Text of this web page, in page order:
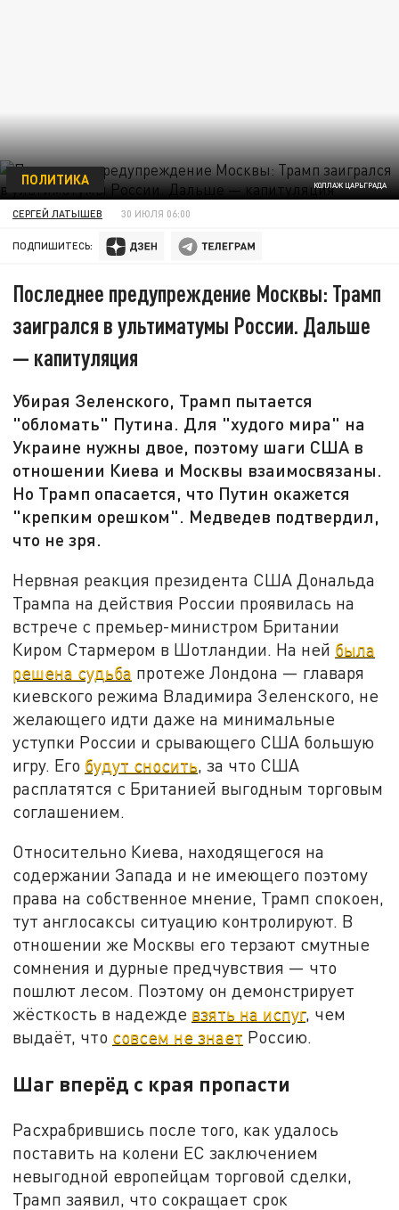
КОЛЛАЖ ЦАРЬГРАДА
ПОЛИТИКА
СЕРГЕЙ ЛАТЫШЕВ 30 ИЮЛЯ 06:00
ПОДПИШИТЕСЬ:
Последнее предупреждение Москвы: Трамп
заигрался в ультиматумы России. Дальше
— капитуляция
Убирая Зеленского, Трамп пытается
"обломать" Путина. Для "худого мира" на
Украине нужны двое, поэтому шаги США в
отношении Киева и Москвы взаимосвязаны.
Но Трамп опасается, что Путин окажется
"крепким орешком". Медведев подтвердил,
что не зря.
Нервная реакция президента США Дональда
Трампа на действия России проявилась на
встрече с премьер-министром Британии
Киром Стармером в Шотландии. На ней была
решена судьба протеже Лондона — главаря
киевского режима Владимира Зеленского, не
желающего идти даже на минимальные
уступки России и срывающего США большую
игру. Его будут сносить, за что США
расплатятся с Британией выгодным торговым
соглашением.
Относительно Киева, находящегося на
содержании Запада и не имеющего поэтому
права на собственное мнение, Трамп спокоен,
тут англосаксы ситуацию контролируют. В
отношении же Москвы его терзают смутные
сомнения и дурные предчувствия — что
пошлют лесом. Поэтому он демонстрирует
жёсткость в надежде взять на испуг, чем
выдаёт, что совсем не знает Россию.
Шаг вперёд с края пропасти
Расхрабрившись после того, как удалось
поставить на колени ЕС заключением
невыгодной европейцам торговой сделки,
Трамп заявил, что сокращает срок